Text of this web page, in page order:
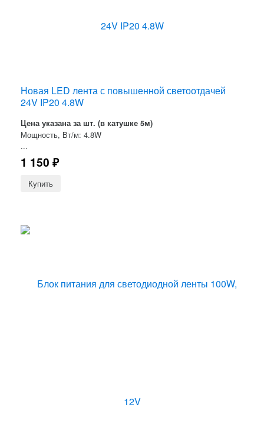
Новая LED лента с повышенной светоотдачей
24V IP20 4.8W
Цена указана за шт. (в катушке 5м)
Мощность, Вт/м: 4.8W
...
1 150 ₽